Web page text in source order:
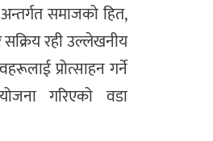
समाजको हित,
सक्रिय रही उल्लेखनीय
प्रोत्साहन गर्ने
गरिएको वडा